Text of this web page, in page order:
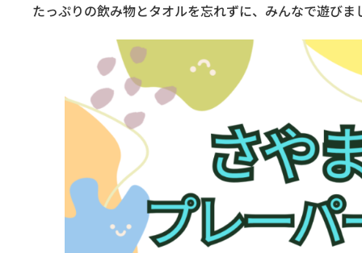
たっぷりの飲み物とタオルを忘れずに、みんなで遊びま